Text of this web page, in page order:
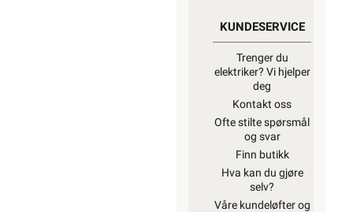
KUNDESERVICE
Trenger du
elektriker? Vi hjelper
deg
Kontakt oss
Ofte stilte spørsmål
og svar
Finn butikk
Hva kan du gjøre
selv?
Våre kundeløfter og